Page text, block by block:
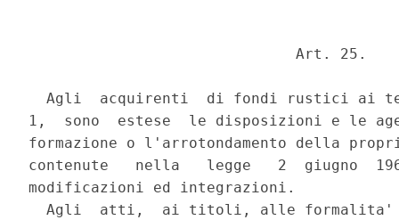
                              Art. 25.
Agli  acquirenti  di fondi rustici ai
1,  sono  estese  le disposizioni e le
formazione o l'arrotondamento della
contenute   nella   legge   2  giugno
modificazioni ed integrazioni.
Agli  atti,  ai titoli, alle